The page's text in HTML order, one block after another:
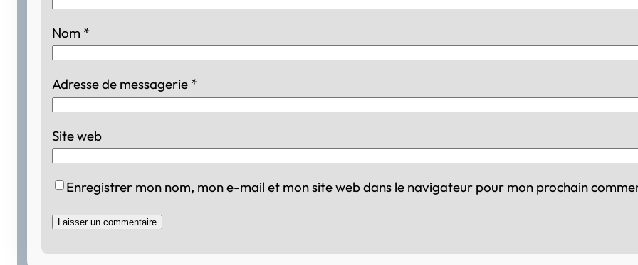
Nom *
Adresse de messagerie *
Site web
Enregistrer mon nom, mon e-mail et mon site web dans le navigateur pour mon prochain